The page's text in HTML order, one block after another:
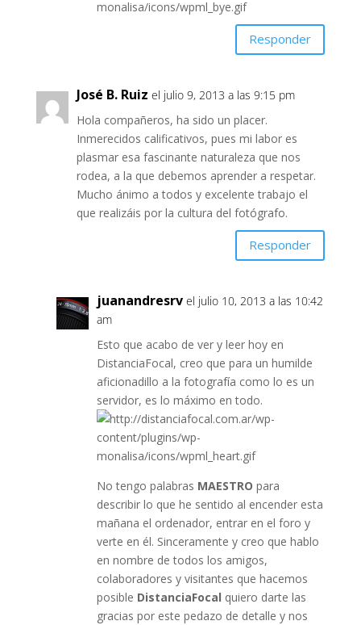
Responder
José B. Ruiz el julio 9, 2013 a las 9:15 pm
Hola compañeros, ha sido un placer.
Inmerecidos calificativos, pues mi labor es
plasmar esa fascinante naturaleza que nos
rodea, a la que debemos aprender a respetar.
Mucho ánimo a todos y excelente trabajo el
que realizáis por la cultura del fotógrafo.
Responder
juanandresrv el julio 10, 2013 a las 10:42
am
Esto que acabo de ver y leer hoy en
DistanciaFocal, creo que para un humilde
aficionadillo a la fotografía como lo es un
servidor, es lo máximo en todo.
No tengo palabras MAESTRO para
describir lo que he sentido al encender esta
mañana el ordenador, entrar en el foro y
verte en él. Sinceramente y creo que hablo
en nombre de todos los amigos,
colaboradores y visitantes que hacemos
posible DistanciaFocal quiero darte las
gracias por este pedazo de detalle y nos